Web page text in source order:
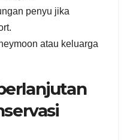
penyu jika
atau keluarga